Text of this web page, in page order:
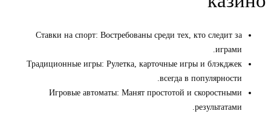
Ставки на спорт: Востребованы среди тех, кто следит за
играми.
Традиционные игры: Рулетка, карточные игры и блэкджек
всегда в популярности.
Игровые автоматы: Манят простотой и скоростными
результатами.